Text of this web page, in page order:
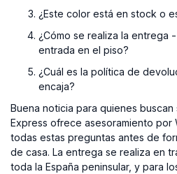
¿Este color está en stock o
¿Cómo se realiza la entrega
entrada en el piso?
¿Cuál es la política de
encaja?
Buena noticia para quienes buscan
Express ofrece asesoramiento
todas estas preguntas antes de
de casa. La entrega se realiza en
toda la España peninsular, y para